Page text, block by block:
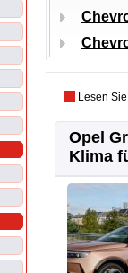
Lesen
Opel
Klima